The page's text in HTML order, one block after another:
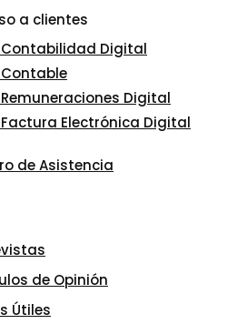
a clientes
Contabilidad Digital
Contable
Remuneraciones Digital
Factura Electrónica Digital
de Asistencia
de Opinión
Útiles